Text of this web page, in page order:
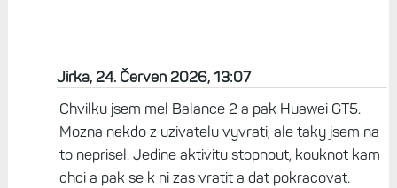
Jirka, 24. Červen 2026, 13:07
Chvilku jsem mel Balance 2 a pak Huawei GT5.
Mozna nekdo z uzivatelu vyvrati, ale taky jsem na
to neprisel. Jedine aktivitu stopnout, kouknot kam
chci a pak se k ni zas vratit a dat pokracovat.